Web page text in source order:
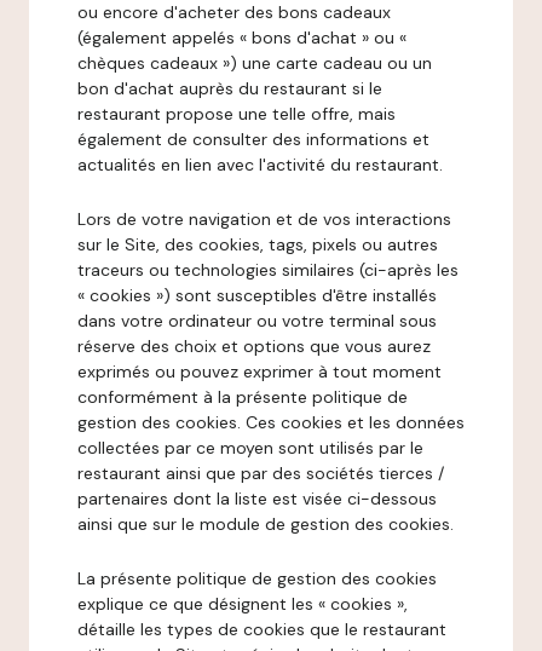
ou encore d'acheter des bons cadeaux
(également appelés « bons d'achat » ou «
chèques cadeaux ») une carte cadeau ou un
bon d'achat auprès du restaurant si le
restaurant propose une telle offre, mais
également de consulter des informations et
actualités en lien avec l'activité du restaurant.
Lors de votre navigation et de vos interactions
sur le Site, des cookies, tags, pixels ou autres
traceurs ou technologies similaires (ci-après les
« cookies ») sont susceptibles d'être installés
dans votre ordinateur ou votre terminal sous
réserve des choix et options que vous aurez
exprimés ou pouvez exprimer à tout moment
conformément à la présente politique de
gestion des cookies. Ces cookies et les données
collectées par ce moyen sont utilisés par le
restaurant ainsi que par des sociétés tierces /
partenaires dont la liste est visée ci-dessous
ainsi que sur le module de gestion des cookies.
La présente politique de gestion des cookies
explique ce que désignent les « cookies »,
détaille les types de cookies que le restaurant